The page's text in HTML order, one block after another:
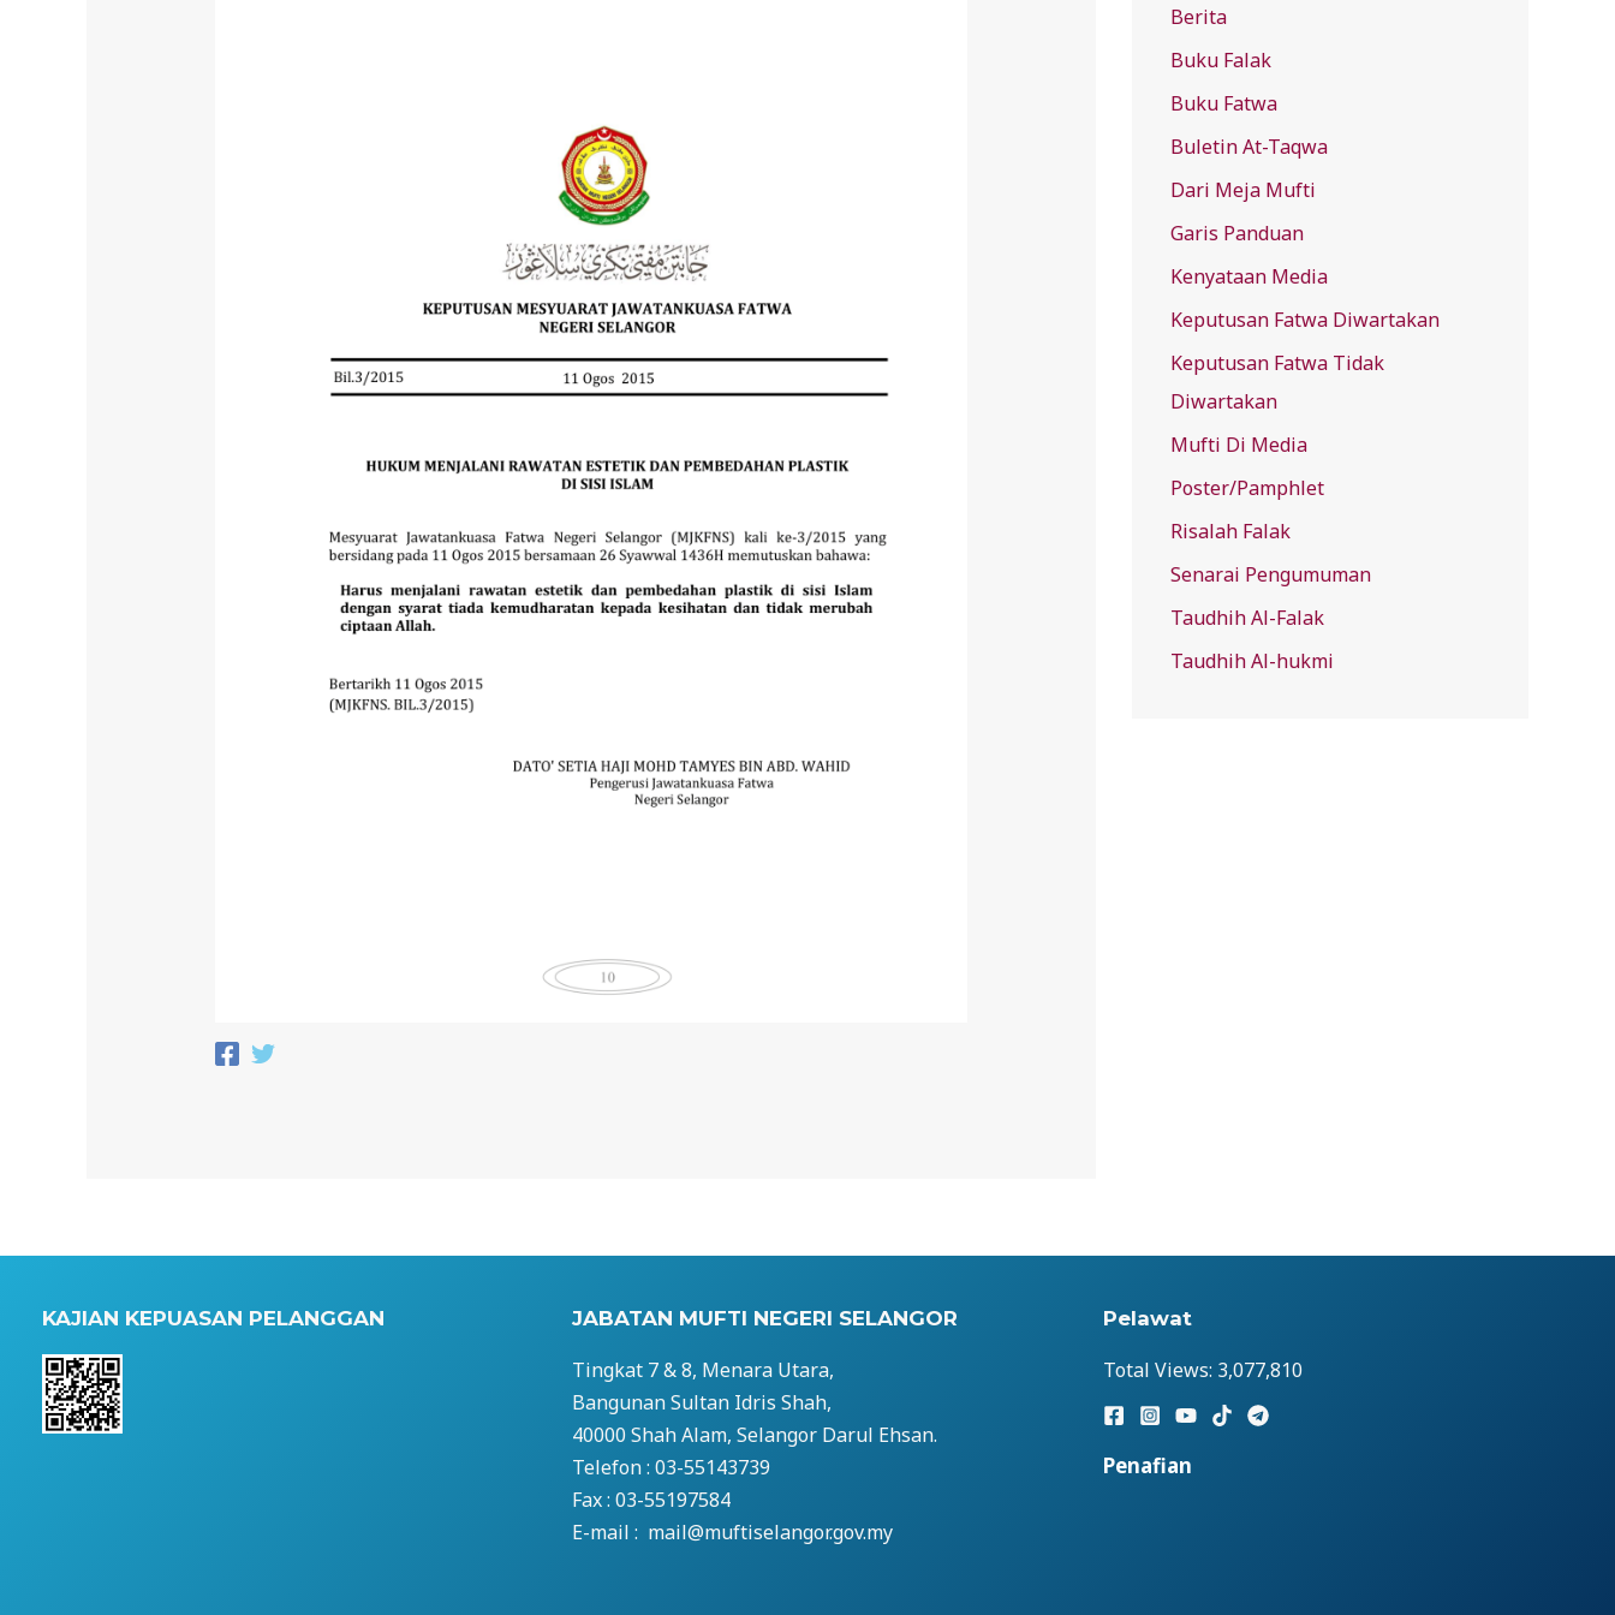
f
o
r
:
Berita
Buku Falak
Buku Fatwa
Buletin At-Taqwa
Dari Meja Mufti
Garis Panduan
Kenyataan Media
Keputusan Fatwa Diwartakan
Keputusan Fatwa Tidak
Diwartakan
Mufti Di Media
Poster/Pamphlet
Risalah Falak
Senarai Pengumuman
Taudhih Al-Falak
Taudhih Al-hukmi
KAJIAN KEPUASAN PELANGGAN JABATAN MUFTI NEGERI SELANGOR
Tingkat 7 & 8, Menara Utara,
Bangunan Sultan Idris Shah,
40000 Shah Alam, Selangor Darul Ehsan.
Telefon : 03-55143739
Fax : 03-55197584
E-mail : mail@muftiselangor.gov.my
Pelawat
Total Views: 3,077,810
Penafian